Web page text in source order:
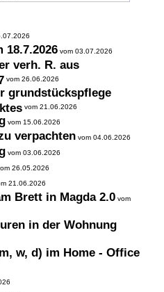
18.7.2026 vom 03.07.2026
verh. R. aus
vom 26.06.2026
grundstückspflege
vom 21.06.2026
vom 15.06.2026
verpachten vom 04.06.2026
vom 03.06.2026
26.05.2026
21.06.2026
Brett in Magda 2.0 vom
in der Wohnung
w, d) im Home - Office